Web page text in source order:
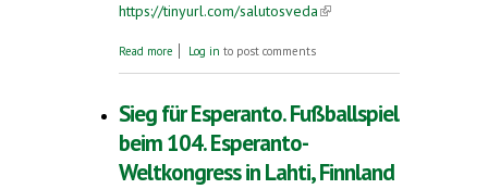
https://tinyurl.com/salutosveda(link is
Read more about Schwedische Kulturministerin spricht
Log in to post comments
Sieg für Esperanto. Fußballspiel
beim 104. Esperanto-
Weltkongress in Lahti, Finnland